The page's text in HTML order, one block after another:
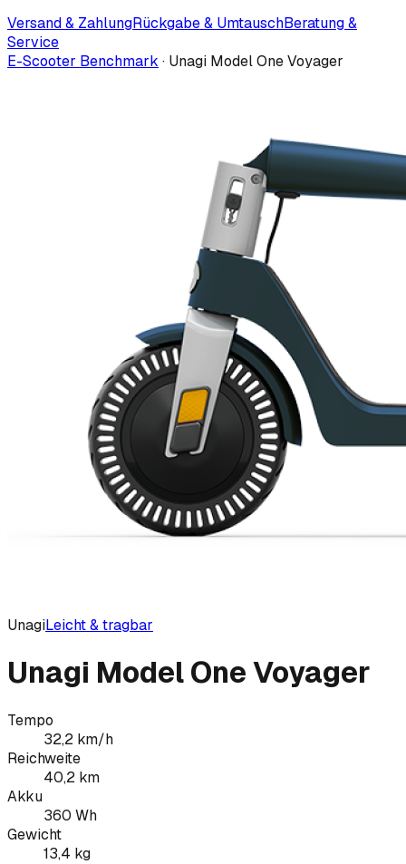
Versand & ZahlungRückgabe & UmtauschBeratung &
Service
E-Scooter Benchmark · Unagi Model One Voyager
UnagiLeicht & tragbar
Unagi Model One Voyager
Tempo
32,2 km/h
Reichweite
40,2 km
Akku
360 Wh
Gewicht
13,4 kg